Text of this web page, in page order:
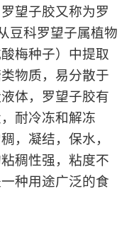
罗望子胶又称为罗
豆科罗望子属植物
梅种子）中提取
物质，易分散于
体，罗望子胶有
耐冷冻和解冻
，凝结，保水，
稠性强，粘度不
种用途广泛的食